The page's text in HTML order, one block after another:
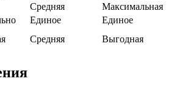
Средняя
Максимальная
Единое
Единое
Средняя Выгодная